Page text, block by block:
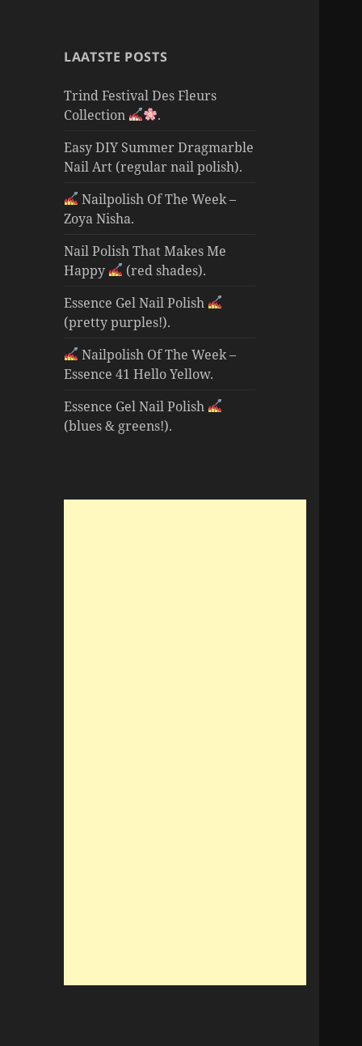
LAATSTE POSTS
Trind Festival Des Fleurs
Collection
.
Easy DIY Summer Dragmarble
Nail Art (regular nail polish).
Nailpolish Of The Week –
Zoya Nisha.
Nail Polish That Makes Me
Happy
(red shades).
Essence Gel Nail Polish
(pretty purples!).
Nailpolish Of The Week –
Essence 41 Hello Yellow.
Essence Gel Nail Polish
(blues & greens!).